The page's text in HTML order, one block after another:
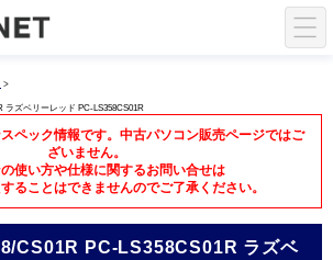
>
ラズベリーレッド PC-LS358CS01R
ペック情報です。中古パソコン販売ページではご
ざいません。
使い方や仕様に関するお問い合せは
ることはできませんのでご了承ください。
CS01R PC-LS358CS01R ラズベ